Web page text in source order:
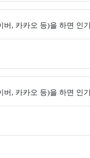
버, 카카오 등)을 하면 인
버, 카카오 등)을 하면 인